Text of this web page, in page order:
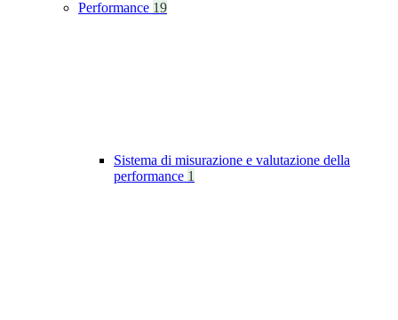
Performance 19
Sistema di misurazione e valutazione della
performance 1